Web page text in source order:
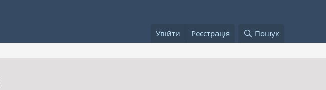
Увійти Реєстрація Пошук